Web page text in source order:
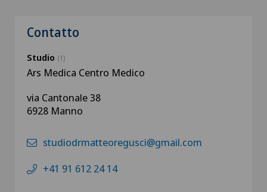
Contatto
Studio (1)
Ars Medica Centro Medico
via Cantonale 38
6928 Manno
studiodrmatteoregusci@gmail.com
+41 91 612 24 14